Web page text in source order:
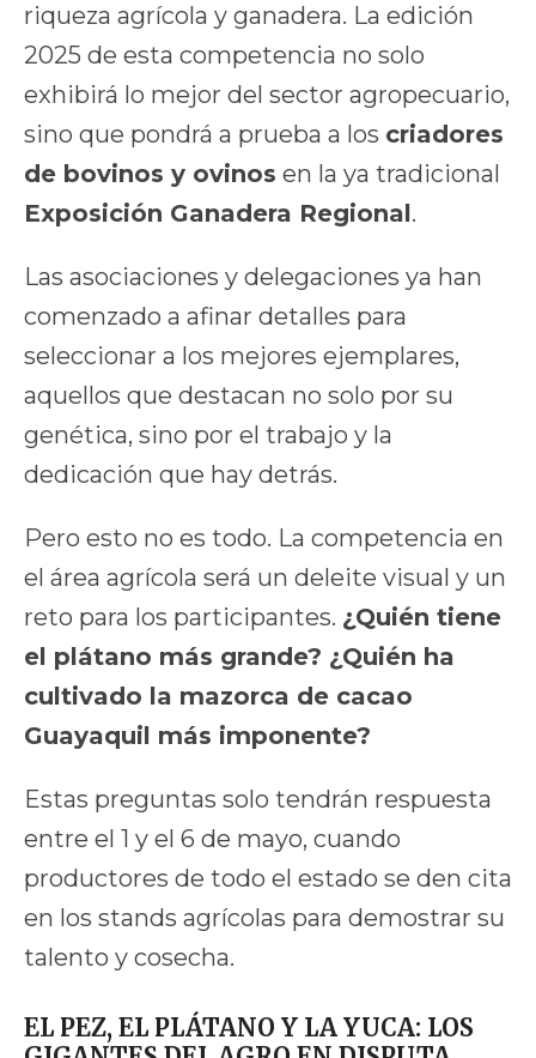
riqueza agrícola y ganadera. La edición
2025 de esta competencia no solo
exhibirá lo mejor del sector agropecuario,
sino que pondrá a prueba a los criadores
de bovinos y ovinos en la ya tradicional
Exposición Ganadera Regional.
Las asociaciones y delegaciones ya han
comenzado a afinar detalles para
seleccionar a los mejores ejemplares,
aquellos que destacan no solo por su
genética, sino por el trabajo y la
dedicación que hay detrás.
Pero esto no es todo. La competencia en
el área agrícola será un deleite visual y un
reto para los participantes. ¿Quién tiene
el plátano más grande? ¿Quién ha
cultivado la mazorca de cacao
Guayaquil más imponente?
Estas preguntas solo tendrán respuesta
entre el 1 y el 6 de mayo, cuando
productores de todo el estado se den cita
en los stands agrícolas para demostrar su
talento y cosecha.
EL PEZ, EL PLÁTANO Y LA YUCA: LOS